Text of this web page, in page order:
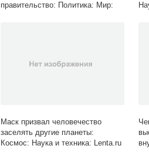
правительство: Политика: Мир:
Маск призвал человечество
заселять другие планеты:
Космос: Наука и техника: Lenta.ru